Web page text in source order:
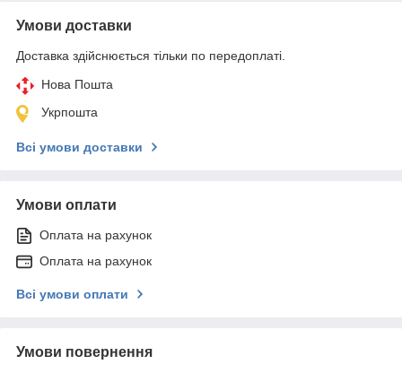
Умови доставки
Доставка здійснюється тільки по передоплаті.
Нова Пошта
Укрпошта
Всі умови доставки
Умови оплати
Оплата на рахунок
Оплата на рахунок
Всі умови оплати
Умови повернення